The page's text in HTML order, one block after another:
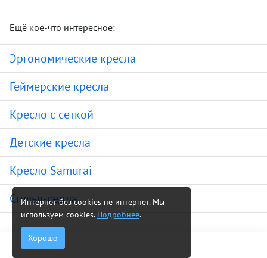
Ещё кое-что интересное:
Эргономические кресла
Геймерские кресла
Кресло с сеткой
Детские кресла
Кресло Samurai
Стулья-седла
Интернет без cookies не интернет. Мы
используем cookies. Подробнее.
Хорошо